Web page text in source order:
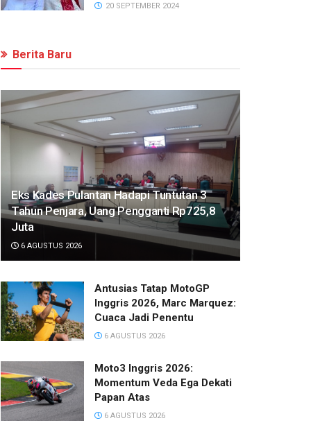
20 SEPTEMBER 2024
Berita Baru
Eks Kades Pulantan Hadapi Tuntutan 3
Tahun Penjara, Uang Pengganti Rp725,8
Juta
6 AGUSTUS 2026
Antusias Tatap MotoGP
Inggris 2026, Marc Marquez:
Cuaca Jadi Penentu
6 AGUSTUS 2026
Moto3 Inggris 2026:
Momentum Veda Ega Dekati
Papan Atas
6 AGUSTUS 2026